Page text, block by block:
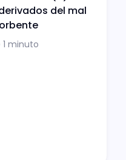
del mal
minuto